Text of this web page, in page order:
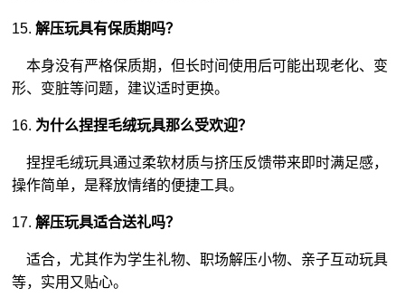
15.解压玩具有保质期吗？
本身没有严格保质期，但长时间使用后可能出现老化、变
形、变脏等问题，建议适时更换。
16. 为什么捏捏毛绒玩具那么受欢迎？
捏捏毛绒玩具通过柔软材质与挤压反馈带来即时满足感，
操作简单，是释放情绪的便捷工具。
17.解压玩具适合送礼吗？
适合，尤其作为学生礼物、职场解压小物、亲子互动玩具
等，实用又贴心。